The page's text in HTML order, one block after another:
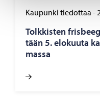
Kaupunki tiedottaa -
Tolk­kis­ten
tään 5. elo­kuu­ta
mas­sa